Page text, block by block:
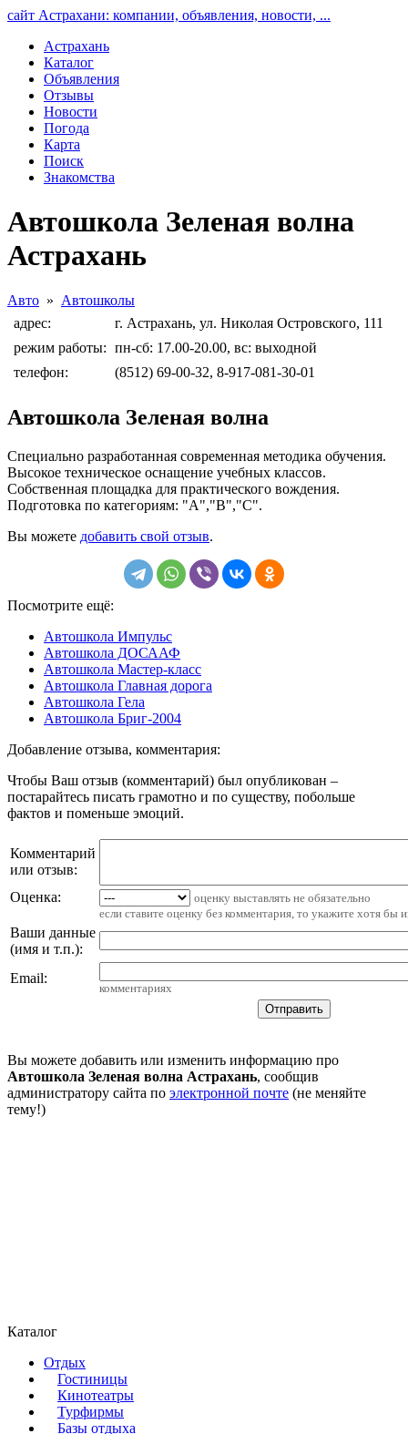
сайт Астрахани: компании, объявления, новости, ...
Астрахань
Каталог
Объявления
Отзывы
Новости
Погода
Карта
Поиск
Знакомства
Автошкола Зеленая волна
Астрахань
Авто » Автошколы
адрес:
г. Астрахань, ул. Николая Островского, 111
режим работы: пн-сб: 17.00-20.00, вс: выходной
телефон:
(8512) 69-00-32, 8-917-081-30-01
Автошкола Зеленая волна
Специально разработанная современная методика обучения.
Высокое техническое оснащение учебных классов.
Собственная площадка для практического вождения.
Подготовка по категориям: "А","В","С".
Вы можете добавить свой отзыв.
Посмотрите ещё:
Автошкола Импульс
Автошкола ДОСААФ
Автошкола Мастер-класс
Автошкола Главная дорога
Автошкола Гела
Автошкола Бриг-2004
Добавление отзыва, комментария:
Чтобы Ваш отзыв (комментарий) был опубликован –
постарайтесь писать грамотно и по существу, побольше
фактов и поменьше эмоций.
Комментарий
или отзыв:
Оценка:
оценку выставлять не обязательно
если ставите оценку без комментария, то укажите хотя бы
Ваши данные
(имя и т.п.):
Email:
комментариях
Вы можете добавить или изменить информацию про
Автошкола Зеленая волна Астрахань, сообщив
администратору сайта по электронной почте (не меняйте
тему!)
Каталог
Отдых
Гостиницы
Кинотеатры
Турфирмы
Базы отдыха